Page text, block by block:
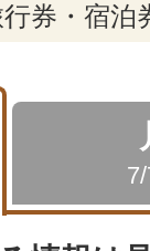
券・宿泊